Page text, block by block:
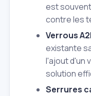
est
contre les
Verrous
existante
l'ajout d'un
solution
Serrures